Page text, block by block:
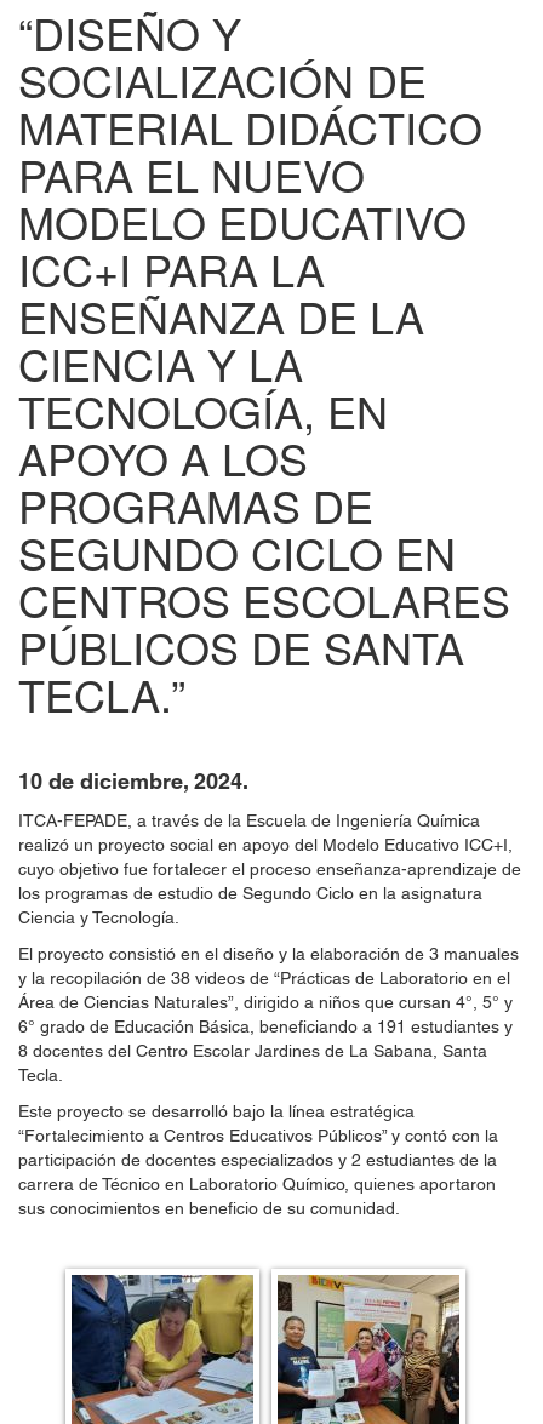
“DISEÑO Y
SOCIALIZACIÓN DE
MATERIAL DIDÁCTICO
PARA EL NUEVO
MODELO EDUCATIVO
ICC+I PARA LA
ENSEÑANZA DE LA
CIENCIA Y LA
TECNOLOGÍA, EN
APOYO A LOS
PROGRAMAS DE
SEGUNDO CICLO EN
CENTROS ESCOLARES
PÚBLICOS DE SANTA
TECLA.”
10 de diciembre, 2024.
ITCA-FEPADE, a través de la Escuela de Ingeniería Química
realizó un proyecto social en apoyo del Modelo Educativo ICC+I,
cuyo objetivo fue fortalecer el proceso enseñanza-aprendizaje de
los programas de estudio de Segundo Ciclo en la asignatura
Ciencia y Tecnología.
El proyecto consistió en el diseño y la elaboración de 3 manuales
y la recopilación de 38 videos de “Prácticas de Laboratorio en el
Área de Ciencias Naturales”, dirigido a niños que cursan 4°, 5° y
6° grado de Educación Básica, beneficiando a 191 estudiantes y
8 docentes del Centro Escolar Jardines de La Sabana, Santa
Tecla.
Este proyecto se desarrolló bajo la línea estratégica
“Fortalecimiento a Centros Educativos Públicos” y contó con la
participación de docentes especializados y 2 estudiantes de la
carrera de Técnico en Laboratorio Químico, quienes aportaron
sus conocimientos en beneficio de su comunidad.